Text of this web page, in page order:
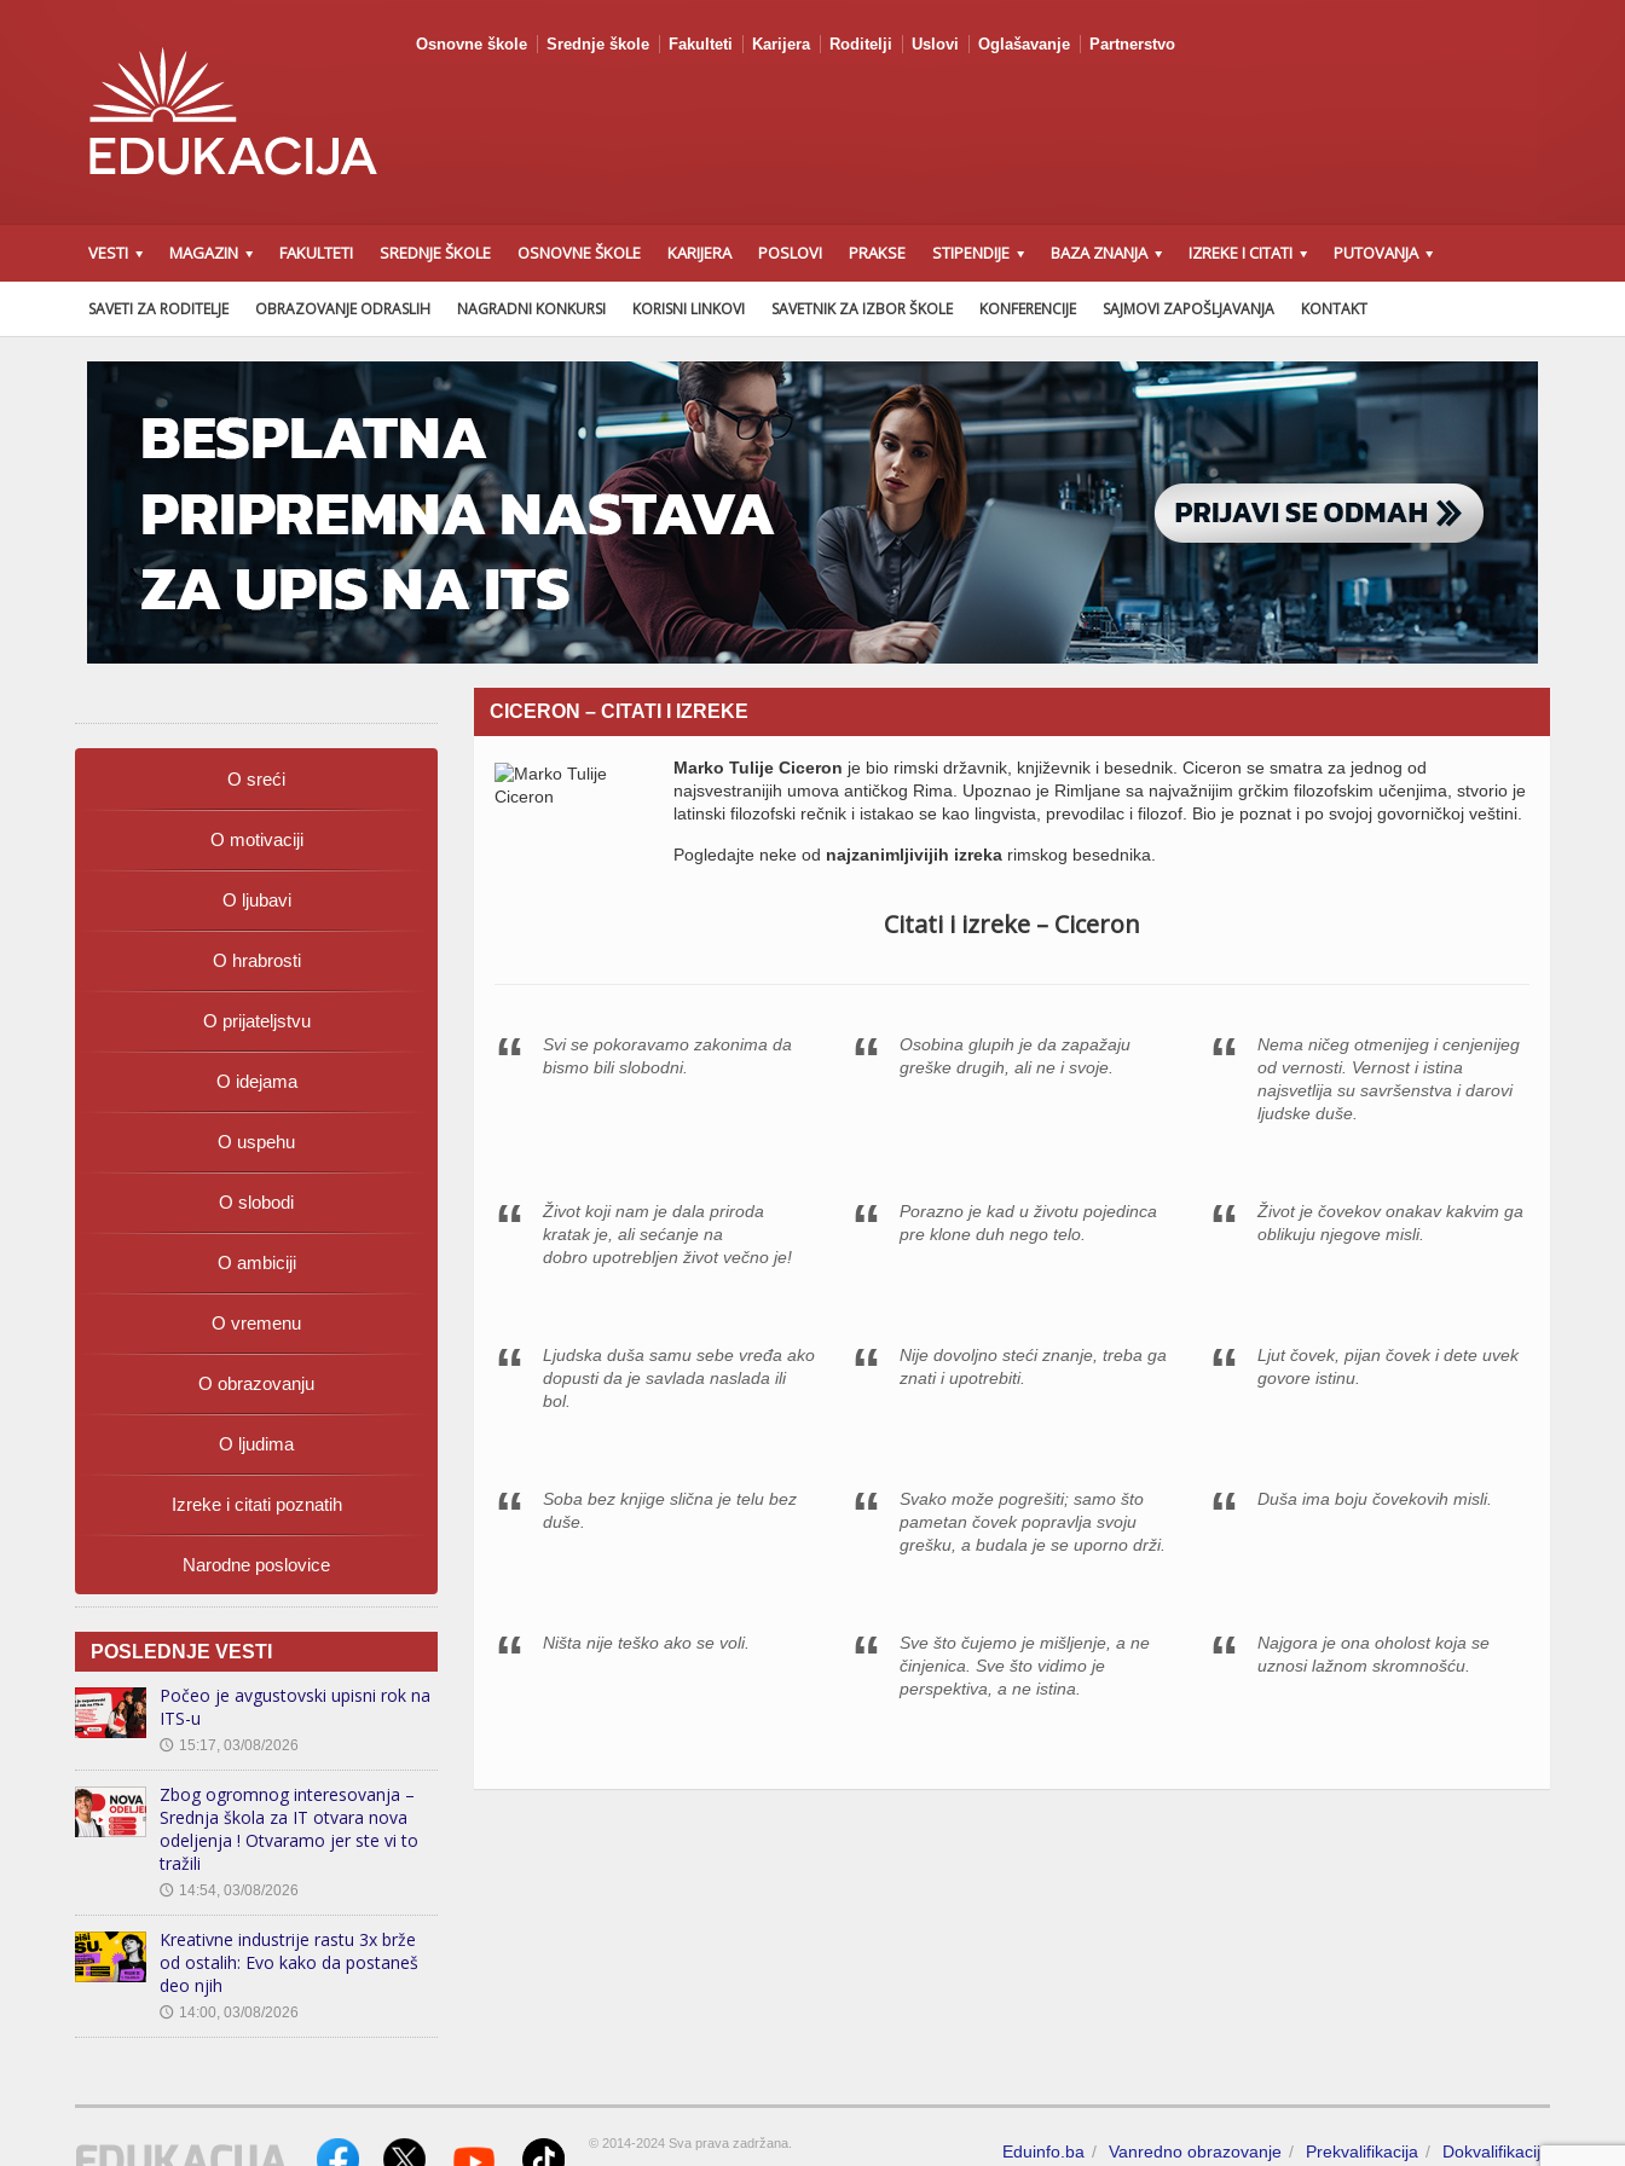
Osnovne škole Srednje škole Fakulteti Karijera Roditelji Uslovi Oglašavanje Partnerstvo
VESTI MAGAZIN FAKULTETI SREDNJE ŠKOLE OSNOVNE ŠKOLE KARIJERA POSLOVI PRAKSE STIPENDIJE BAZA ZNANJA IZREKE I CITATI PUTOVANJA
SAVETI ZA RODITELJE OBRAZOVANJE ODRASLIH NAGRADNI KONKURSI KORISNI LINKOVI SAVETNIK ZA IZBOR ŠKOLE KONFERENCIJE SAJMOVI ZAPOŠLJAVANJA KONTAKT
O sreći
O motivaciji
O ljubavi
O hrabrosti
O prijateljstvu
O idejama
O uspehu
O slobodi
O ambiciji
O vremenu
O obrazovanju
O ljudima
Izreke i citati poznatih
Narodne poslovice
POSLEDNJE VESTI
Počeo je avgustovski upisni rok na
ITS-u
🕔 15:17, 03/08/2026
Zbog ogromnog interesovanja –
Srednja škola za IT otvara nova
odeljenja ! Otvaramo jer ste vi to
tražili
🕔 14:54, 03/08/2026
Kreativne industrije rastu 3x brže
od ostalih: Evo kako da postaneš
deo njih
🕔 14:00, 03/08/2026
CICERON – CITATI I IZREKE
Marko Tulije Ciceron je bio rimski državnik, književnik i besednik. Ciceron se smatra za jednog od
najsvestranijih umova antičkog Rima. Upoznao je Rimljane sa najvažnijim grčkim filozofskim učenjima, stvorio je
latinski filozofski rečnik i istakao se kao lingvista, prevodilac i filozof. Bio je poznat i po svojoj govorničkoj veštini.
Pogledajte neke od najzanimljivijih izreka rimskog besednika.
Citati i izreke – Ciceron
Svi se pokoravamo zakonima da
bismo bili slobodni.
Osobina glupih je da zapažaju
greške drugih, ali ne i svoje.
Nema ničeg otmenijeg i cenjenijeg
od vernosti. Vernost i istina
najsvetlija su savršenstva i darovi
ljudske duše.
Život koji nam je dala priroda
kratak je, ali sećanje na
dobro upotrebljen život večno je!
Porazno je kad u životu pojedinca
pre klone duh nego telo.
Život je čovekov onakav kakvim ga
oblikuju njegove misli.
Ljudska duša samu sebe vređa ako
dopusti da je savlada naslada ili
bol.
Nije dovoljno steći znanje, treba ga
znati i upotrebiti.
Ljut čovek, pijan čovek i dete uvek
govore istinu.
Soba bez knjige slična je telu bez
duše.
Svako može pogrešiti; samo što
pametan čovek popravlja svoju
grešku, a budala je se uporno drži.
Duša ima boju čovekovih misli.
Ništa nije teško ako se voli.
Sve što čujemo je mišljenje, a ne
činjenica. Sve što vidimo je
perspektiva, a ne istina.
Najgora je ona oholost koja se
uznosi lažnom skromnošću.
Eduinfo.ba Vanredno obrazovanje Prekvalifikacija Dokvalifikacija
© 2014-2024 Sva prava zadržana.